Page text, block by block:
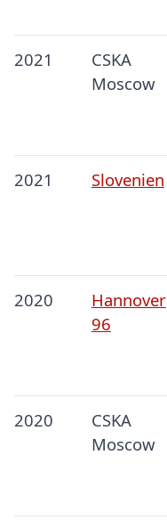
2021
CSKA
Moscow
2021 Slovenien
2020
Hannover
96
2020
CSKA
Moscow